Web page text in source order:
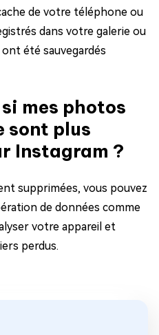
de votre téléphone ou
dans votre galerie ou
été sauvegardés
mes photos
sont plus
Instagram ?
supprimées, vous pouvez
de données comme
votre appareil et
perdus.